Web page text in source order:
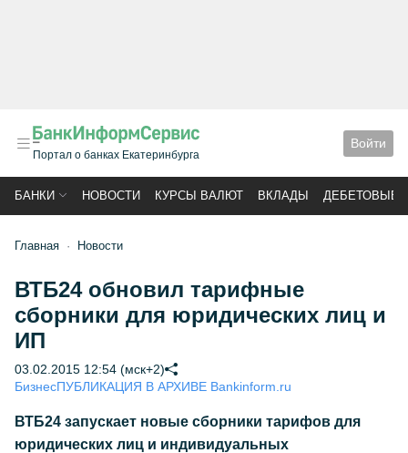
Портал о банках Екатеринбурга
Войти
БАНКИ НОВОСТИ КУРСЫ ВАЛЮТ ВКЛАДЫ ДЕБЕТОВЫЕ
Главная Новости
ВТБ24 обновил тарифные
сборники для юридических лиц и
ИП
03.02.2015 12:54 (мск+2)
БизнесПУБЛИКАЦИЯ В АРХИВЕ Bankinform.ru
ВТБ24 запускает новые сборники тарифов для
юридических лиц и индивидуальных